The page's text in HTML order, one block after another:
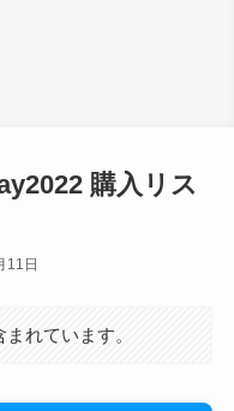
購入リス
11日
れています。